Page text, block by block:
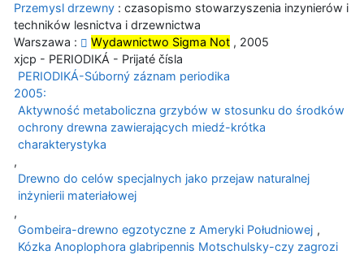
Przemysl drzewny : czasopismo stowarzyszenia inzynierów i
techników lesnictva i drzewnictwa
Warszawa :
Wydawnictwo Sigma Not , 2005
xjcp - PERIODIKÁ - Prijaté čísla
PERIODIKÁ-Súborný záznam periodika
2005:
Aktywność metaboliczna grzybów w stosunku do środków
ochrony drewna zawierających miedź-krótka
charakterystyka
,
Drewno do celów specjalnych jako przejaw naturalnej
inżynierii materiałowej
,
Gombeira-drewno egzotyczne z Ameryki Południowej ,
Kózka Anoplophora glabripennis Motschulsky-czy zagrozi